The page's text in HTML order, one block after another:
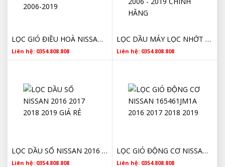
LỌC GIÓ ĐIỀU HOÀ NISSAN NAVARA N300 164034KV0A 2006-2019
Liên hệ: 0354.808.808
LỌC DẦU MÁY LỌC NHỚT NISSAN NAVARA 15208EB70D 2006 - 2019 CHÍNH HÃNG
Liên hệ: 0354.808.808
LỌC DẦU SỐ NISSAN 2016 2017 2018 2019 GIÁ RẺ
Liên hệ: 0354.808.808
LỌC GIÓ ĐỘNG CƠ NISSAN 165461JM1A 2016 2017 2018 2019
Liên hệ: 0354.808.808